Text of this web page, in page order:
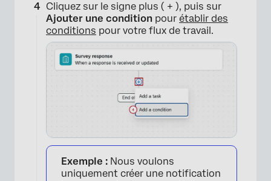
Cliquez sur le signe plus ( + ), puis sur
Ajouter une condition pour établir des
conditions pour votre flux de travail.
Exemple : Nous voulons
uniquement créer une notification